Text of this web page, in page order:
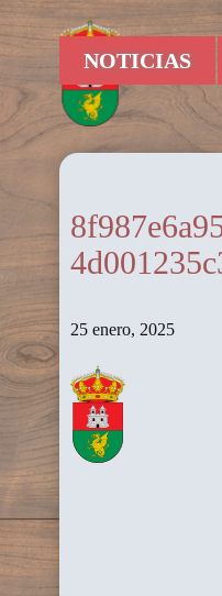
NOTICIAS
25 enero, 2025